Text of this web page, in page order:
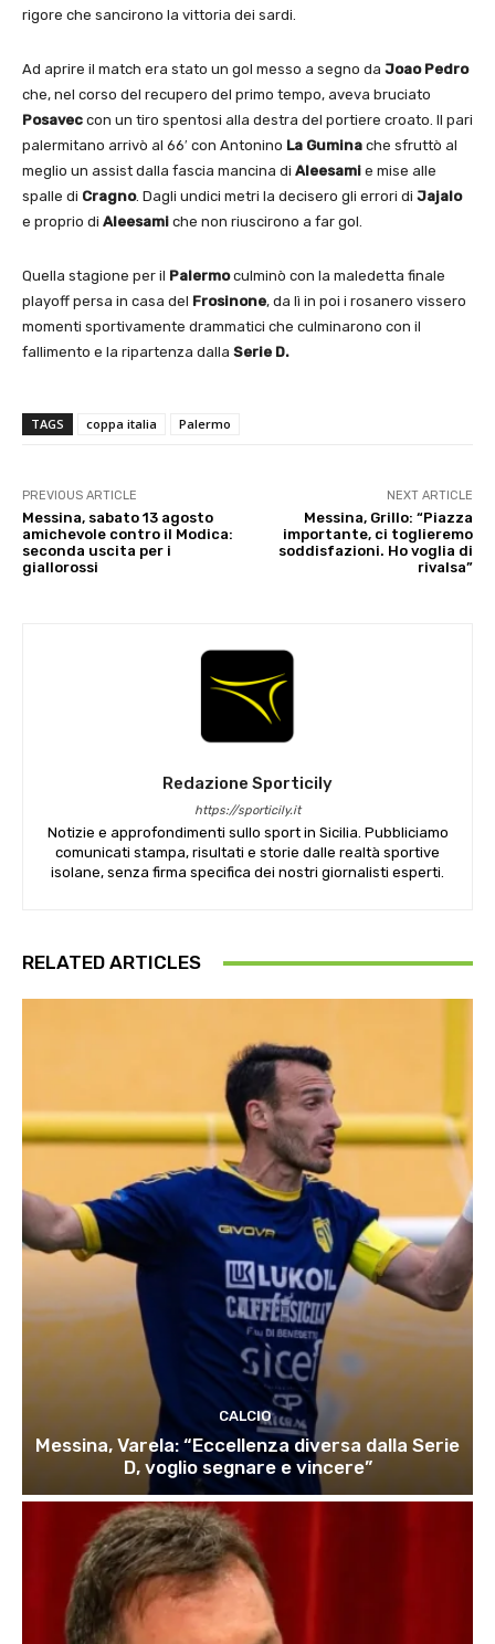
rigore che sancirono la vittoria dei sardi.
Ad aprire il match era stato un gol messo a segno da Joao Pedro
che, nel corso del recupero del primo tempo, aveva bruciato
Posavec con un tiro spentosi alla destra del portiere croato. Il pari
palermitano arrivò al 66′ con Antonino La Gumina che sfruttò al
meglio un assist dalla fascia mancina di Aleesami e mise alle
spalle di Cragno. Dagli undici metri la decisero gli errori di Jajalo
e proprio di Aleesami che non riuscirono a far gol.
Quella stagione per il Palermoculminò con la maledetta finale
playoff persa in casa del Frosinone, da lì in poi i rosanero vissero
momenti sportivamente drammatici che culminarono con il
fallimento e la ripartenza dalla Serie D.
TAGS coppa italia Palermo
PREVIOUS ARTICLE
Messina, sabato 13 agosto
amichevole contro il Modica:
seconda uscita per i
giallorossi
NEXT ARTICLE
Messina, Grillo: “Piazza
importante, ci toglieremo
soddisfazioni. Ho voglia di
rivalsa”
Redazione Sporticily
https://sporticily.it
Notizie e approfondimenti sullo sport in Sicilia. Pubbliciamo
comunicati stampa, risultati e storie dalle realtà sportive
isolane, senza firma specifica dei nostri giornalisti esperti.
RELATED ARTICLES
CALCIO
Messina, Varela: “Eccellenza diversa dalla Serie
D, voglio segnare e vincere”